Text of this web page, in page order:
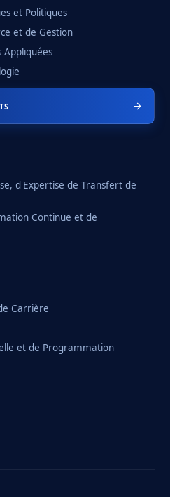
et Politiques
et de Gestion
Appliquées
d'Expertise de Transfert de
Continue et de
Carrière
et de Programmation